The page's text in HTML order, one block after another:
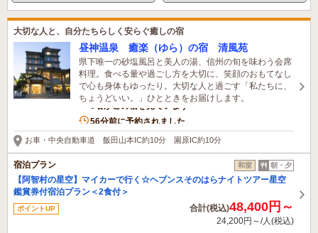
大切な人と、自分たちらしく安らぐ癒しの宿
昼神温泉 癒楽（ゆら）の宿 清風苑
県下唯一の砂塩風呂と美人の湯、信州の旬を味わう会席
料理。食べる量や過ごし方を大切に、笑顔のおもてなし
で心も身体もゆったり。大切な人と過ごす「私たちに、
ちょうどいい。」ひとときをお届けします。
6名がこの宿を見ています
56分前に予約されました
お車・中央自動車道 飯田山本IC約10分 園原IC約10分
宿泊プラン 和室 朝・夕
【阿智村の星空】マイカーで行く☆ヘブンスそのはらナイトツアー星空
鑑賞券付宿泊プラン＜2食付＞
ポイントUP 合計(税込)48,400円～
24,200円～/人(税込)